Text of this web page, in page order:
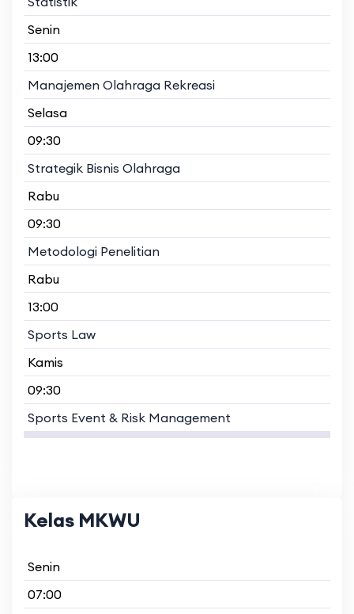
Senin
13:00
Manajemen Olahraga Rekreasi
Selasa
09:30
Strategik Bisnis Olahraga
Rabu
09:30
Metodologi Penelitian
Rabu
13:00
Sports Law
Kamis
09:30
Sports Event & Risk Management
Kelas MKWU
Senin
07:00